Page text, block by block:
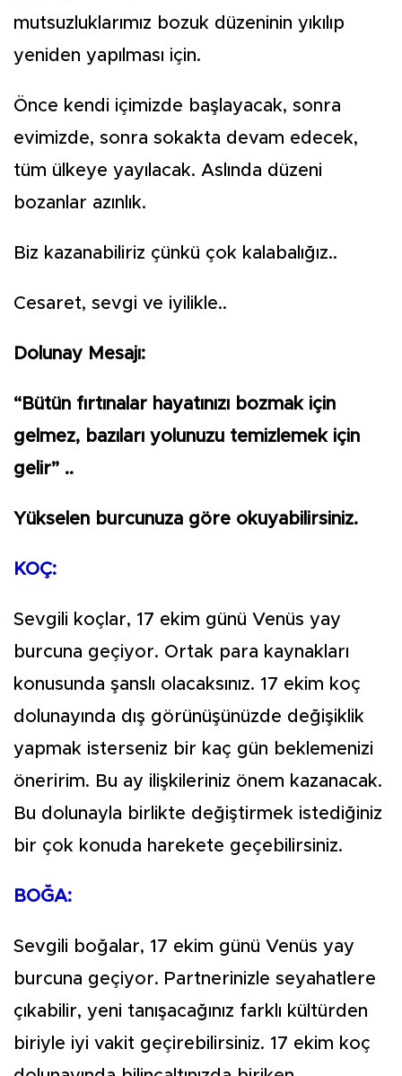
mutsuzluklarımız bozuk düzeninin yıkılıp
yeniden yapılması için.
Önce kendi içimizde başlayacak, sonra
evimizde, sonra sokakta devam edecek,
tüm ülkeye yayılacak. Aslında düzeni
bozanlar azınlık.
Biz kazanabiliriz çünkü çok kalabalığız..
Cesaret, sevgi ve iyilikle..
Dolunay Mesajı:
“Bütün fırtınalar hayatınızı bozmak için
gelmez, bazıları yolunuzu temizlemek için
gelir” ..
Yükselen burcunuza göre okuyabilirsiniz.
KOÇ:
Sevgili koçlar, 17 ekim günü Venüs yay
burcuna geçiyor. Ortak para kaynakları
konusunda şanslı olacaksınız. 17 ekim koç
dolunayında dış görünüşünüzde değişiklik
yapmak isterseniz bir kaç gün beklemenizi
öneririm. Bu ay ilişkileriniz önem kazanacak.
Bu dolunayla birlikte değiştirmek istediğiniz
bir çok konuda harekete geçebilirsiniz.
BOĞA:
Sevgili boğalar, 17 ekim günü Venüs yay
burcuna geçiyor. Partnerinizle seyahatlere
çıkabilir, yeni tanışacağınız farklı kültürden
biriyle iyi vakit geçirebilirsiniz. 17 ekim koç